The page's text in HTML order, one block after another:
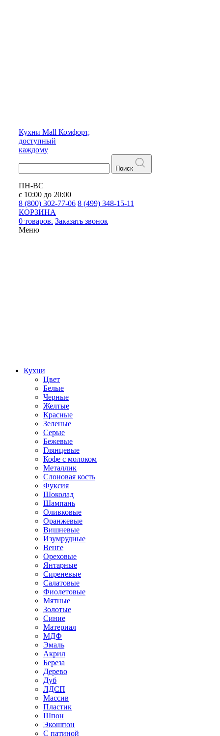
Кухни Mall Комфорт,
доступный
каждому
Поиск
ПН-ВС
с 10:00 до 20:00
8 (800) 302-77-06 8 (499) 348-15-11
КОРЗИНА
0 товаров. Заказать звонок
Меню
Кухни
Цвет
Белые
Черные
Желтые
Красные
Зеленые
Серые
Бежевые
Глянцевые
Кофе с молоком
Металлик
Слоновая кость
Фуксия
Шоколад
Шампань
Оливковые
Оранжевые
Вишневые
Изумрудные
Венге
Ореховые
Янтарные
Сиреневые
Салатовые
Фиолетовые
Мятные
Золотые
Синие
Материал
МДФ
Эмаль
Акрил
Береза
Дерево
Дуб
ЛДСП
Массив
Пластик
Шпон
Экошпон
С патиной